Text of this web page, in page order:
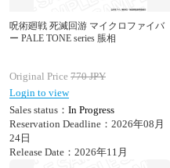
呪術廻戦 死滅回游 マイクロファイバ
ー PALE TONE series 脹相
Original Price 770JPY
Login to view
Sales status： In Progress
Reservation Deadline：2026年08月
24日
Release Date：2026年11月